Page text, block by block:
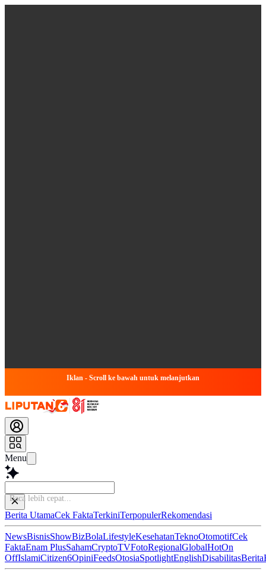
Iklan - Scroll ke bawah untuk melanjutkan
Menu
Baca lebih cepat
Berita UtamaCek FaktaTerkiniTerpopulerRekomendasi
NewsBisnisShowBizBolaLifestyleKesehatanTeknoOtomotifCek
FaktaEnam PlusSahamCryptoTVFotoRegionalGlobalHotOn
OffIslamiCitizen6OpiniFeedsOtosiaSpotlightEnglishDisabilitasBerita